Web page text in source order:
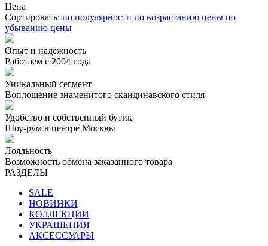
Цена
Сортировать: по полулярности по возрастанию цены по
убыванию цены
Опыт и надежность
Работаем с 2004 года
Уникальный сегмент
Воплощение знаменитого скандинавского стиля
Удобство и собственный бутик
Шоу-рум в центре Москвы
Лояльность
Возможность обмена заказанного товара
РАЗДЕЛЫ
SALE
НОВИНКИ
КОЛЛЕКЦИИ
УКРАШЕНИЯ
АКСЕССУАРЫ